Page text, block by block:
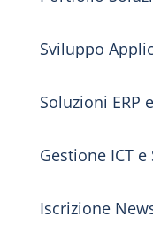
Sviluppo
Soluzioni ERP
Gestione ICT e
Iscrizione